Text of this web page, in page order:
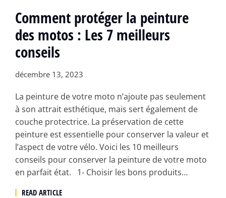
Comment protéger la peinture
des motos : Les 7 meilleurs
conseils
décembre 13, 2023
La peinture de votre moto n’ajoute pas seulement
à son attrait esthétique, mais sert également de
couche protectrice. La préservation de cette
peinture est essentielle pour conserver la valeur et
l’aspect de votre vélo. Voici les 10 meilleurs
conseils pour conserver la peinture de votre moto
en parfait état. 1- Choisir les bons produits…
READ ARTICLE